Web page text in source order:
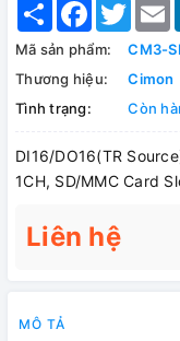
Share Facebook
Mã sản phẩm:
CM3-
Thương hiệu:
Cimon
Tình trạng:
Còn
DI16/DO16(TR
1CH, SD/MMC Card
Liên hệ
MÔ TẢ